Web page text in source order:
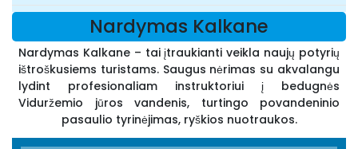
Nardymas Kalkane
Nardymas Kalkane – tai įtraukianti veikla naujų potyrių
ištroškusiems turistams. Saugus nėrimas su akvalangu
lydint profesionaliam instruktoriui į bedugnės
Viduržemio jūros vandenis, turtingo povandeninio
pasaulio tyrinėjimas, ryškios nuotraukos.